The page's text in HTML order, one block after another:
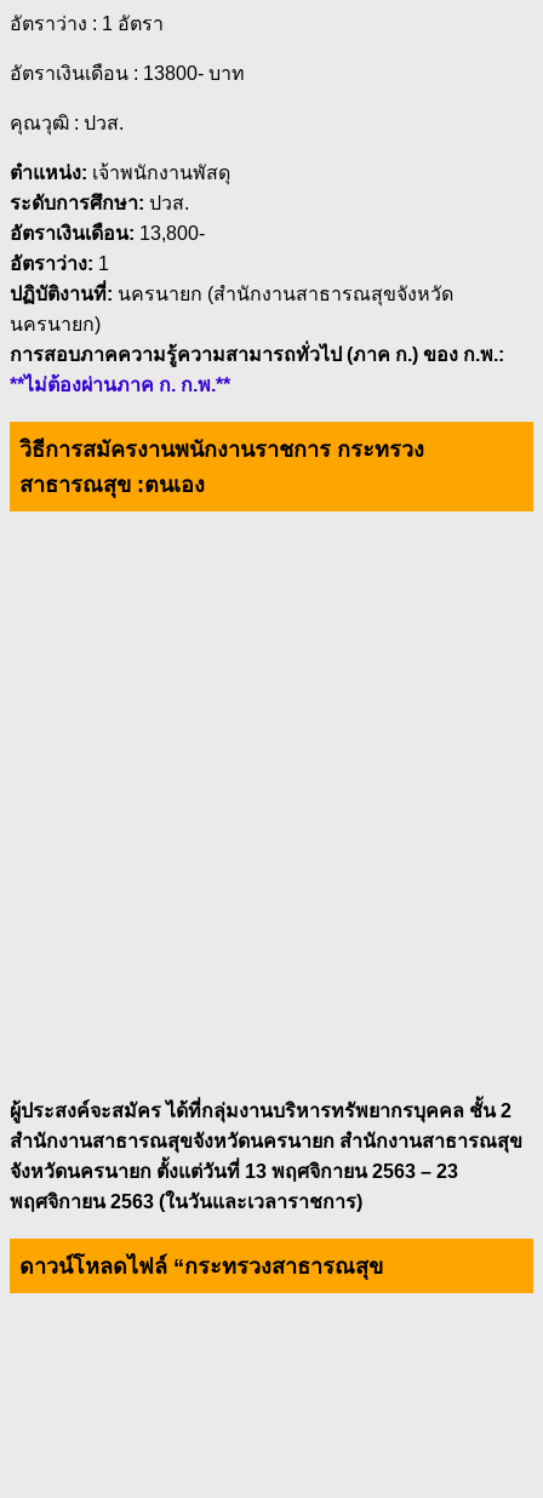
อัตราว่าง : 1 อัตรา
อัตราเงินเดือน : 13800- บาท
คุณวุฒิ : ปวส.
ตำแหน่ง: เจ้าพนักงานพัสดุ
ระดับการศึกษา: ปวส.
อัตราเงินเดือน: 13,800-
อัตราว่าง: 1
ปฏิบัติงานที่: นครนายก (สำนักงานสาธารณสุขจังหวัด
นครนายก)
การสอบภาคความรู้ความสามารถทั่วไป (ภาค ก.) ของ ก.พ.:
**ไม่ต้องผ่านภาค ก. ก.พ.**
วิธีการสมัครงานพนักงานราชการ กระทรวง
สาธารณสุข :ตนเอง
ผู้ประสงค์จะสมัคร ได้ที่กลุ่มงานบริหารทรัพยากรบุคคล ชั้น 2
สำนักงานสาธารณสุขจังหวัดนครนายก สำนักงานสาธารณสุข
จังหวัดนครนายก ตั้งแต่วันที่ 13 พฤศจิกายน 2563 – 23
พฤศจิกายน 2563 (ในวันและเวลาราชการ)
ดาวน์โหลดไฟล์ “กระทรวงสาธารณสุข